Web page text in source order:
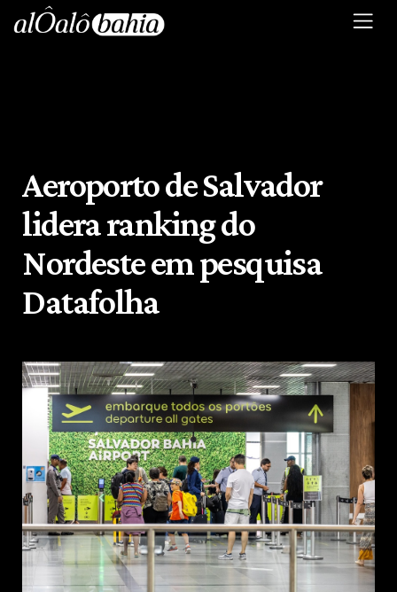
Aeroporto de Salvador
lidera ranking do
Nordeste em pesquisa
Datafolha